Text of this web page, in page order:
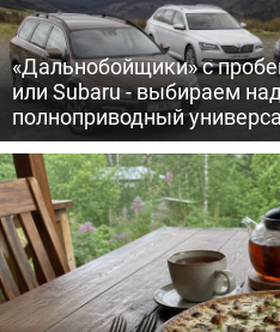
«Дальнобойщики» с
или Subaru - выбираем
полноприводный